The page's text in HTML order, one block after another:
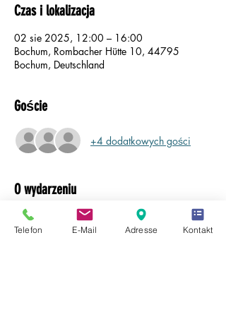
Czas i lokalizacja
02 sie 2025, 12:00 – 16:00
Bochum, Rombacher Hütte 10, 44795
Bochum, Deutschland
Goście
+4 dodatkowych gości
O wydarzeniu
Die Tagespflege Rombacher Tor wird 15
Jahre alt!
Telefon E-Mail Adresse Kontakt